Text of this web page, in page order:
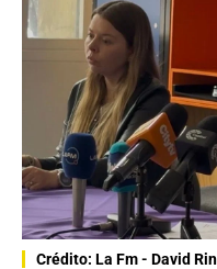
Crédito: La Fm - David